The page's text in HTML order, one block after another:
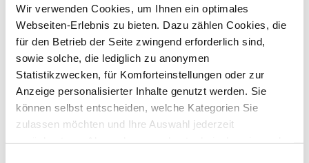
Wir verwenden Cookies, um Ihnen ein optimales
Webseiten-Erlebnis zu bieten. Dazu zählen Cookies, die
für den Betrieb der Seite zwingend erforderlich sind,
sowie solche, die lediglich zu anonymen
Statistikzwecken, für Komforteinstellungen oder zur
Anzeige personalisierter Inhalte genutzt werden. Sie
können selbst entscheiden, welche Kategorien Sie
zulassen möchten und Ihre Auswahl jederzeit
MM Gernsbach– Wertvolles Biogas aus
Abwasser: Um Biogas zu erzeugen, wird in
Gernsbach derzeit die Kläranlage um eine aerobe
Stufe erweitert. Das Biogas kann in das
betriebseigene Kraftwerk eingespeist werden und
fossiles Erdgas teilweise ersetzen.
MM Kotkamills–Investition in neue
Pressenpartie und Bogenschneidezentrum:
MM Kotkamills‘ Investition in eine Pressenpartie